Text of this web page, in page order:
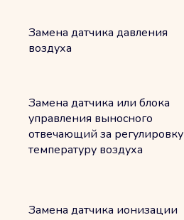
Замена датчика давления
воздуха
Замена датчика или блока
управления выносного
отвечающий за регулировку
температуру воздуха
Замена датчика ионизации